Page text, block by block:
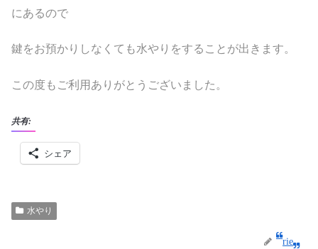
にあるので
鍵をお預かりしなくても水やりをすることが出きます。
この度もご利用ありがとうございました。
共有:
シェア
水やり
rie